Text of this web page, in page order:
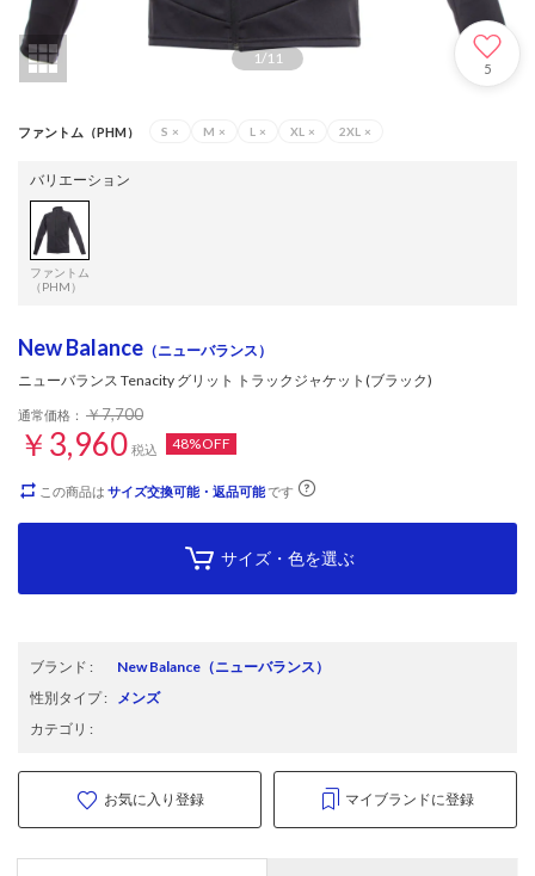
1/11
5
ファントム（PHM） S × M × L × XL × 2XL ×
バリエーション
ファントム
（PHM）
New Balance （ニューバランス）
ニューバランス Tenacity グリット トラックジャケット(ブラック)
通常価格： ￥7,700
￥3,960 税込 48%OFF
この商品は サイズ交換可能・返品可能です
サイズ・色を選ぶ
ブランド : New Balance （ニューバランス）
性別タイプ: メンズ
カテゴリ :
お気に入り登録 マイブランドに登録